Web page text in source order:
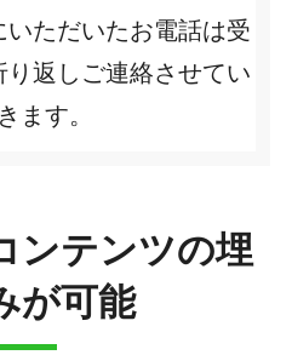
ただいたお電話は受
返しご連絡させてい
ます。
ンテンツの埋
が可能